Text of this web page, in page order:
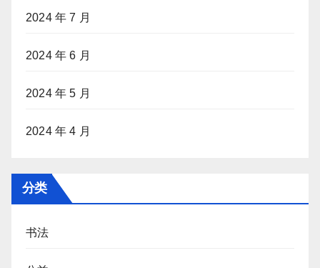
2024 年 7 月
2024 年 6 月
2024 年 5 月
2024 年 4 月
分类
书法